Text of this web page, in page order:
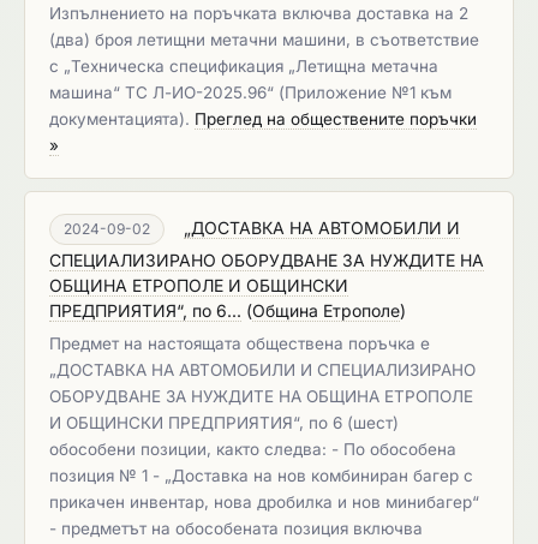
Изпълнението на поръчката включва доставка на 2
(два) броя летищни метачни машини, в съответствие
с „Техническа спецификация „Летищна метачна
машина“ ТС Л-ИО-2025.96“ (Приложение №1 към
документацията). Преглед на обществените поръчки
»
2024-09-02
„ДОСТАВКА НА АВТОМОБИЛИ И
СПЕЦИАЛИЗИРАНО ОБОРУДВАНЕ ЗА НУЖДИТЕ НА
ОБЩИНА ЕТРОПОЛЕ И ОБЩИНСКИ
ПРЕДПРИЯТИЯ“, по 6... (Община Етрополе)
Предмет на настоящата обществена поръчка е
„ДОСТАВКА НА АВТОМОБИЛИ И СПЕЦИАЛИЗИРАНО
ОБОРУДВАНЕ ЗА НУЖДИТЕ НА ОБЩИНА ЕТРОПОЛЕ
И ОБЩИНСКИ ПРЕДПРИЯТИЯ“, по 6 (шест)
обособени позиции, както следва: - По обособена
позиция № 1 - „Доставка на нов комбиниран багер с
прикачен инвентар, нова дробилка и нов минибагер“
- предметът на обособената позиция включва